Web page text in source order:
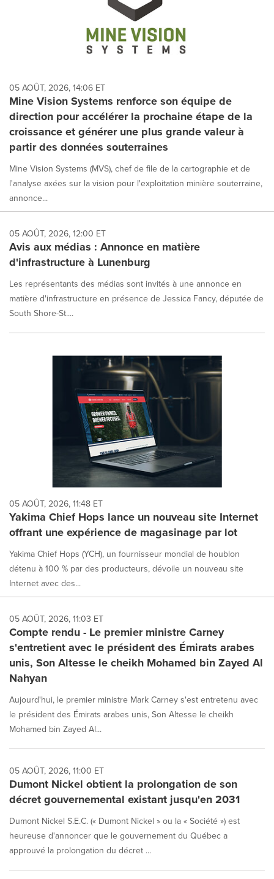
05 AOÛT, 2026, 14:06 ET
Mine Vision Systems renforce son équipe de
direction pour accélérer la prochaine étape de la
croissance et générer une plus grande valeur à
partir des données souterraines
Mine Vision Systems (MVS), chef de file de la cartographie et de
l'analyse axées sur la vision pour l'exploitation minière souterraine,
annonce...
05 AOÛT, 2026, 12:00 ET
Avis aux médias : Annonce en matière
d'infrastructure à Lunenburg
Les représentants des médias sont invités à une annonce en
matière d'infrastructure en présence de Jessica Fancy, députée de
South Shore-St....
05 AOÛT, 2026, 11:48 ET
Yakima Chief Hops lance un nouveau site Internet
offrant une expérience de magasinage par lot
Yakima Chief Hops (YCH), un fournisseur mondial de houblon
détenu à 100 % par des producteurs, dévoile un nouveau site
Internet avec des...
05 AOÛT, 2026, 11:03 ET
Compte rendu - Le premier ministre Carney
s'entretient avec le président des Émirats arabes
unis, Son Altesse le cheikh Mohamed bin Zayed Al
Nahyan
Aujourd'hui, le premier ministre Mark Carney s'est entretenu avec
le président des Émirats arabes unis, Son Altesse le cheikh
Mohamed bin Zayed Al...
05 AOÛT, 2026, 11:00 ET
Dumont Nickel obtient la prolongation de son
décret gouvernemental existant jusqu'en 2031
Dumont Nickel S.E.C. (« Dumont Nickel » ou la « Société ») est
heureuse d'annoncer que le gouvernement du Québec a
approuvé la prolongation du décret ...